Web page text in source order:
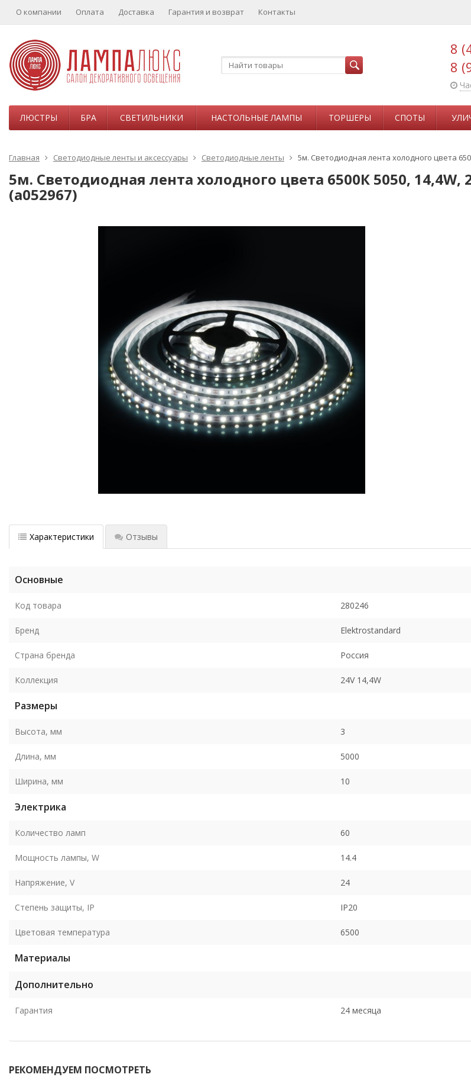
О компании Оплата Доставка Гарантия и возврат Контакты
8
8
ЛЮСТРЫ БРА СВЕТИЛЬНИКИ НАСТОЛЬНЫЕ ЛАМПЫ ТОРШЕРЫ СПОТЫ
Главная Светодиодные ленты и аксессуары Светодиодные ленты 5м. Светодиодная лента холодного цвета
5м. Светодиодная лента холодного цвета 6500К 5050, 14,4W,
(a052967)
Характеристики Отзывы
Основные
Код товара 280246
Бренд Elektrostandard
Страна бренда Россия
Коллекция 24V 14,4W
Размеры
Высота, мм 3
Длина, мм 5000
Ширина, мм 10
Электрика
Количество ламп 60
Мощность лампы, W 14.4
Напряжение, V 24
Степень защиты, IP IP20
Цветовая температура 6500
Материалы
Дополнительно
Гарантия 24 месяца
РЕКОМЕНДУЕМ ПОСМОТРЕТЬ